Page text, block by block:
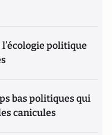
l’écologie politique
bas politiques qui
canicules